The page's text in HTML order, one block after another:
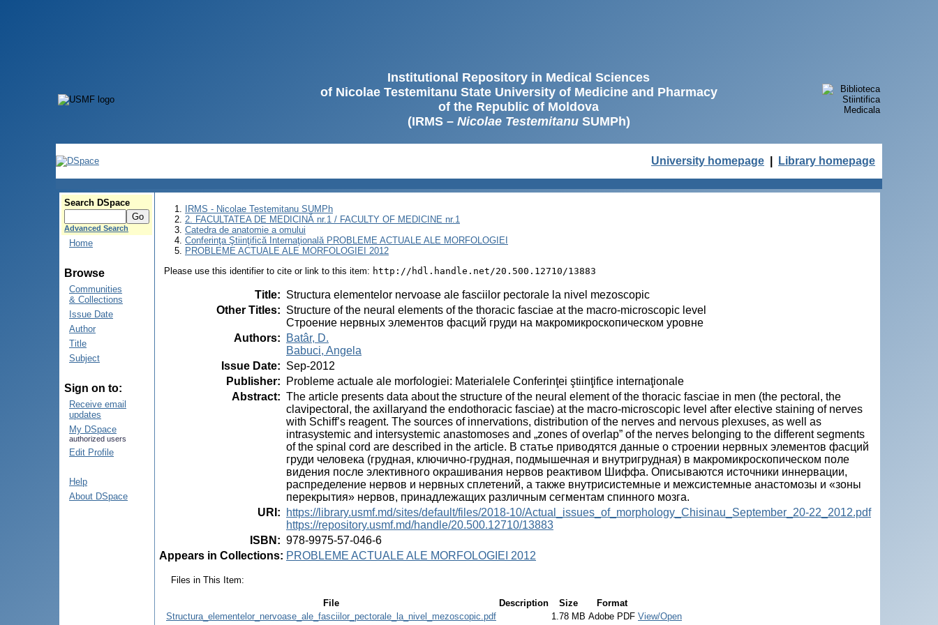
Institutional Repository in Medical Sciences
of Nicolae Testemitanu State University of Medicine and Pharmacy
of the Republic of Moldova
(IRMS – Nicolae TestemitanuSUMPh)
University homepage Library homepage
Search DSpace
Advanced Search
Home
Browse
Communities
& Collections
Issue Date
Author
Title
Subject
Sign on to:
Receive email
updates
My DSpace
authorized users
Edit Profile
Help
About DSpace
IRMS - Nicolae Testemitanu SUMPh
2. FACULTATEA DE MEDICINĂ nr.1 / FACULTY OF MEDICINE nr.1
Catedra de anatomie a omului
Conferinţa Ştiinţifică Internaţională PROBLEME ACTUALE ALE MORFOLOGIEI
PROBLEME ACTUALE ALE MORFOLOGIEI 2012
Please use this identifier to cite or link to this item: http://hdl.handle.net/20.500.12710/13883
Title: Structura elementelor nervoase ale fasciilor pectorale la nivel mezoscopic
Other Titles: Structure of the neural elements of the thoracic fasciae at the macro-microscopic level
Строение нервных элементов фасций груди на макромикроскопическом уровне
Authors:
Batâr, D.
Babuci, Angela
Issue Date: Sep-2012
Publisher:
Probleme actuale ale morfologiei: Materialele Conferinţei ştiinţifice internaţionale
Abstract: The article presents data about the structure of the neural element of the thoracic fasciae in men (the pectoral, the
clavipectoral, the axillaryand the endothoracic fasciae) at the macro-microscopic level after elective staining of nerves
with Schiff’s reagent. The sources of innervations, distribution of the nerves and nervous plexuses, as well as
intrasystemic and intersystemic anastomoses and „zones of overlap” of the nerves belonging to the different segments
of the spinal cord are described in the article. В статье приводятся данные о строении нервных элементов фасций
груди человека (грудная, ключично-грудная, подмышечная и внутригрудная) в макромикроскопическом поле
видения после элективного окрашивания нервов реактивом Шиффа. Описываются источники иннервации,
распределение нервов и нервных сплетений, а также внутрисистемные и межсистемные анастомозы и «зоны
перекрытия» нервов, принадлежащих различным сегментам спинного мозга.
URI :
https://library.usmf.md/sites/default/files/2018-10/Actual_issues_of_morphology_Chisinau_September_20-22_2012.pdf
https://repository.usmf.md/handle/20.500.12710/13883
ISBN : 978-9975-57-046-6
Appears in Collections: PROBLEME ACTUALE ALE MORFOLOGIEI 2012
Files in This Item:
File Description Size
Format
Structura_elementelor_nervoase_ale_fasciilor_pectorale_la_nivel_mezoscopic.pdf
1.78 MB Adobe PDF View/Open